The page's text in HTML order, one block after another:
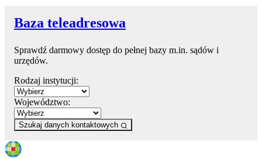
Baza teleadresowa
Sprawdź darmowy dostęp do pełnej bazy m.in. sądów i
urzędów.
Rodzaj instytucji:
Województwo:
Szukaj danych kontaktowych